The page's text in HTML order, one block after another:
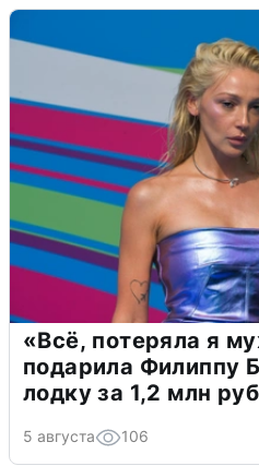
«Всё, потеряла я
подарила Филиппу
лодку за 1,2 млн
5 августа 106